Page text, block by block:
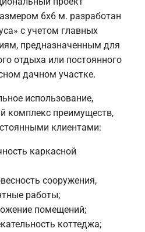
6х6 м. разработан
с учетом главных
предназначенным для
отдыха или постоянного
дачном участке.
использование,
комплекс преимуществ,
клиентами:
каркасной
сооружения,
работы;
помещений;
коттеджа;